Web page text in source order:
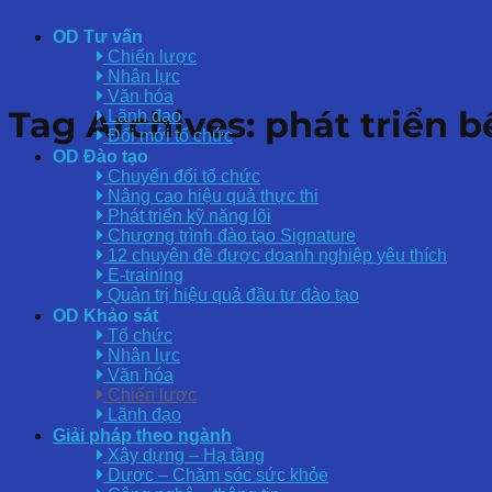
OD Tư vấn
Chiến lược
Nhân lực
Văn hóa
Lãnh đạo
Đổi mới tổ chức
OD Đào tạo
Chuyển đổi tổ chức
Nâng cao hiệu quả thực thi
Phát triển kỹ năng lõi
Chương trình đào tạo Signature
12 chuyên đề được doanh nghiệp yêu thích
E-training
Quản trị hiệu quả đầu tư đào tạo
OD Khảo sát
Tổ chức
Nhân lực
Văn hóa
Chiến lược
Lãnh đạo
Giải pháp theo ngành
Xây dựng – Hạ tầng
Dược – Chăm sóc sức khỏe
Tag Archives: phát triển